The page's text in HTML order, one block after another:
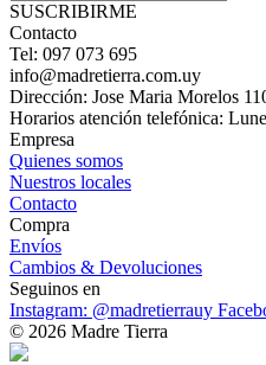
SUSCRIBIRME
Contacto
Tel: 097 073 695
info@madretierra.com.uy
Dirección: Jose Maria Morelos
Horarios atención telefónica:
Empresa
Quienes somos
Nuestros locales
Contacto
Compra
Envíos
Cambios & Devoluciones
Seguinos en
Instagram: @madretierrauy
© 2026 Madre Tierra